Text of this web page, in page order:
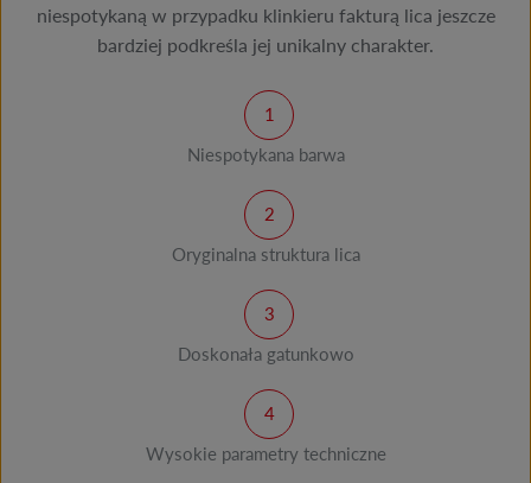
niespotykaną w przypadku klinkieru fakturą lica jeszcze
bardziej podkreśla jej unikalny charakter.
Niespotykana barwa
Oryginalna struktura lica
Doskonała gatunkowo
Wysokie parametry techniczne